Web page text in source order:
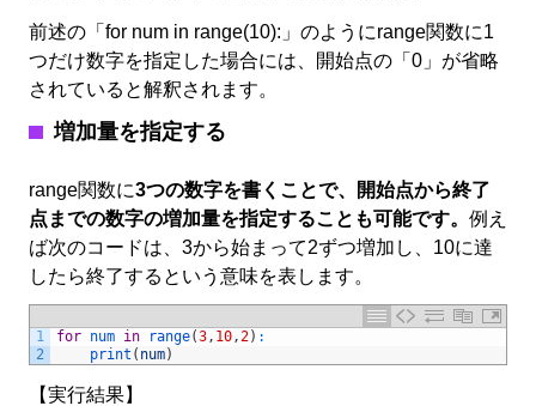
前述の「for num in range(10):」のようにrange関数に1
つだけ数字を指定した場合には、開始点の「0」が省略
されていると解釈されます。
増加量を指定する
range関数に3つの数字を書くことで、開始点から終了
点までの数字の増加量を指定することも可能です。 例え
ば次のコードは、3から始まって2ずつ増加し、10に達
したら終了するという意味を表します。
1
2
for num in range(3, 10, 2) :
print ( num)
【実行結果】